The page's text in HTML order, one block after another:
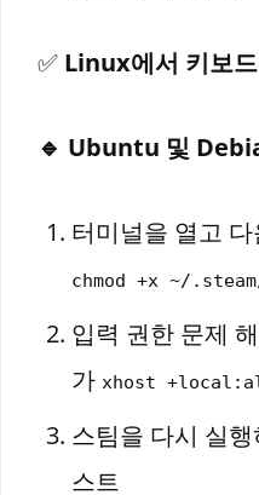
✅ Linux에서 키보
🔹 Ubuntu 및
터미널을 열고
chmod +x ~/
입력 권한 문제
가 xhost
스팀을 다시 실
스트